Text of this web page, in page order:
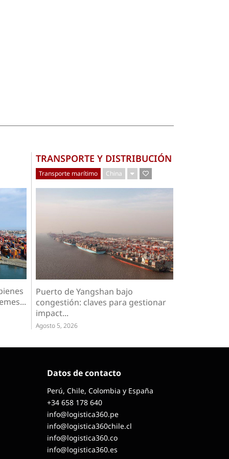
TRANSPORTE Y DISTRIBUCIÓN
Transporte marítimo China
Puerto de Yangshan bajo
congestión: claves para gestionar
impact...
Agosto 5, 2026
Datos de contacto
Perú, Chile, Colombia y España
+34 658 178 640
info@logistica360.pe
info@logistica360chile.cl
info@logistica360.co
info@logistica360.es